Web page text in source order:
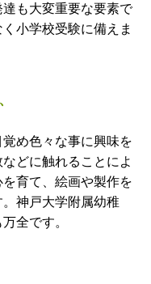
も大変重要な要素で
小学校受験に備えま
め色々な事に興味を
どに触れることによ
育て、絵画や製作を
神戸大学附属幼稚
全です。